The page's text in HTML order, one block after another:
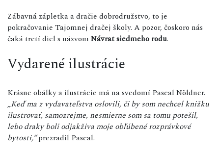
Zábavná zápletka a dračie dobrodružstvo, to je
pokračovanie Tajomnej dračej školy. A pozor, čoskoro nás
čaká tretí diel s názvom Návrat siedmeho rodu.
Vydarené ilustrácie
Krásne obálky a ilustrácie má na svedomí Pascal Nöldner.
„Keď ma z vydavateľstva oslovili, či by som nechcel knižku
ilustrovať, samozrejme, nesmierne som sa tomu potešil,
lebo draky boli odjakživa moje obľúbené rozprávkové
bytosti,“prezradil Pascal.